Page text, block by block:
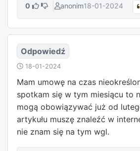
0 anonim18-01-2024
Odpowiedź
18-01-2024
Mam umowę na czas
spotkam się w tym miesiącu to
mogą obowiązywać już od
artykułu muszę znaleźć w
nie znam się na tym wgl.